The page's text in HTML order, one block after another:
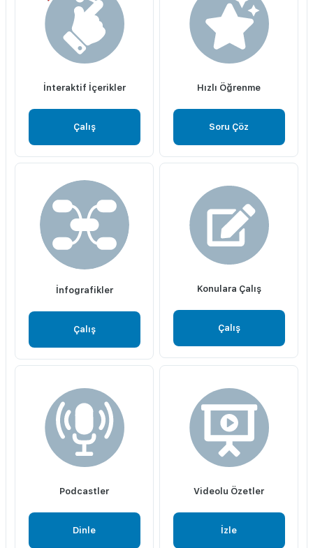
İnteraktif İçerikler
Çalış
Hızlı Öğrenme
Soru Çöz
İnfografikler
Çalış
Konulara Çalış
Çalış
Podcastler
Dinle
Videolu Özetler
İzle